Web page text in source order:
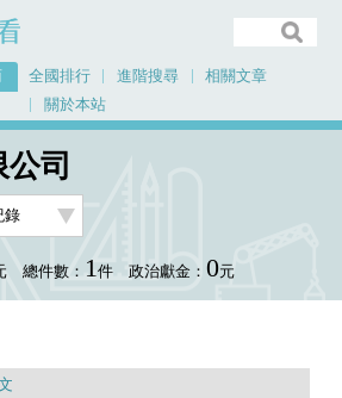
全國排行 進階搜尋
相關文章
關於本站
司
總件數： 1件 政治獻金： 0元